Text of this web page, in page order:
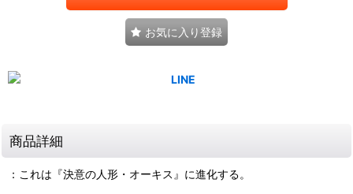
お気に入り登録
商品詳細
：これは『決意の人形・オーキス』に進化する。